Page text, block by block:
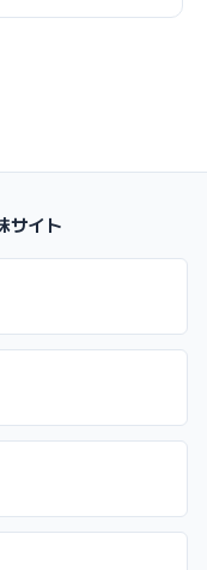
サイト